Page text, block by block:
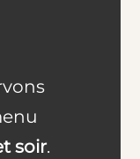
soir.